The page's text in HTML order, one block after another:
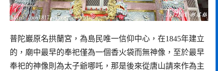
普陀巖原名拱蘭宮，為島民唯一信仰中心，在1845年建立
的，廟中最早的奉祀僅為一個香火袋而無神像，至於最早
奉祀的神像則為太子爺哪吒，那是後來從唐山請來作為主